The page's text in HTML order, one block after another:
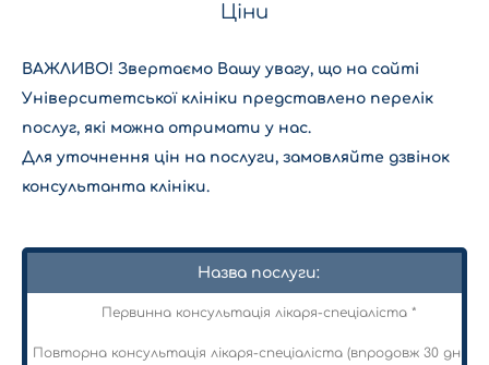
Ціни
ВАЖЛИВО! Звертаємо Вашу увагу, що на сайті
Університетської клініки представлено перелік
послуг, які можна отримати у нас.
Для уточнення цін на послуги, замовляйте дзвінок
консультанта клініки.
Назва послуги:
Первинна консультація лікаря-спеціаліста *
Повторна консультація лікаря-спеціаліста (впродовж 30 днів) *